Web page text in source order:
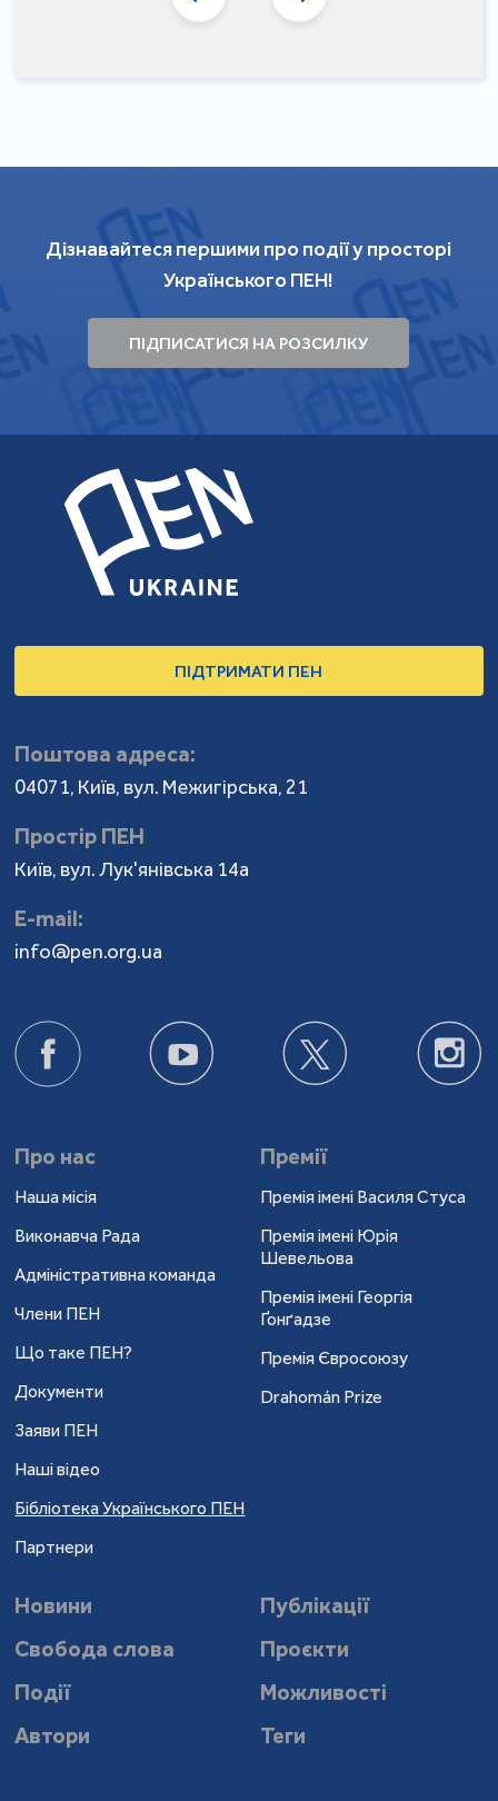
Дізнавайтеся першими про події у просторі
Українського ПЕН!
ПІДПИСАТИСЯ НА РОЗСИЛКУ
ПІДТРИМАТИ ПЕН
Поштова адреса:
04071, Київ, вул. Межигірська, 21
Простір ПЕН
Київ, вул. Лук'янівська 14а
Е-mail:
info@pen.org.ua
Про нас
Наша місія
Виконавча Рада
Адміністративна команда
Члени ПЕН
Що таке ПЕН?
Документи
Заяви ПЕН
Наші відео
Бібліотека Українського ПЕН
Партнери
Премії
Премія імені Василя Стуса
Премія імені Юрія
Шевельова
Премія імені Георгія
Ґонґадзе
Премія Євросоюзу
Drahomán Prize
Новини
Публікації
Свобода слова
Проєкти
Події
Можливості
Автори
Теги